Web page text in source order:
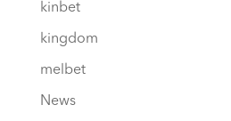
kinbet
kingdom
melbet
News